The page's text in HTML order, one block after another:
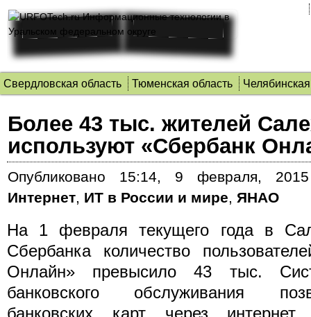
Свердловская область Тюменская область
Более 43 тыс. жителей
используют «Сбербанк
Опубликовано
15:14, 9 февраля,
Интернет, ИТ в России и мире, ЯНАО
На 1 февраля текущего года в
Сбербанка количество
Онлайн» превысило 43 тыс.
банковского обслуживания
банковских карт через